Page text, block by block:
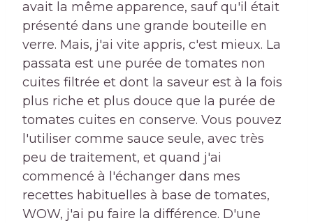
avait la même apparence, sauf qu'il était
présenté dans une grande bouteille en
verre. Mais, j'ai vite appris, c'est mieux. La
passata est une purée de tomates non
cuites filtrée et dont la saveur est à la fois
plus riche et plus douce que la purée de
tomates cuites en conserve. Vous pouvez
l'utiliser comme sauce seule, avec très
peu de traitement, et quand j'ai
commencé à l'échanger dans mes
recettes habituelles à base de tomates,
WOW, j'ai pu faire la différence. D'une